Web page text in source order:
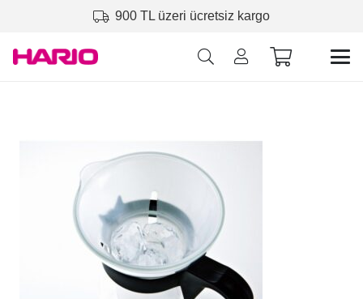
900 TL üzeri ücretsiz kargo